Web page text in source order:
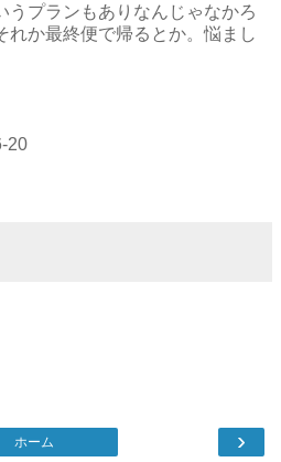
うプランもありなんじゃなかろ
れか最終便で帰るとか。悩まし
20
›
ホーム